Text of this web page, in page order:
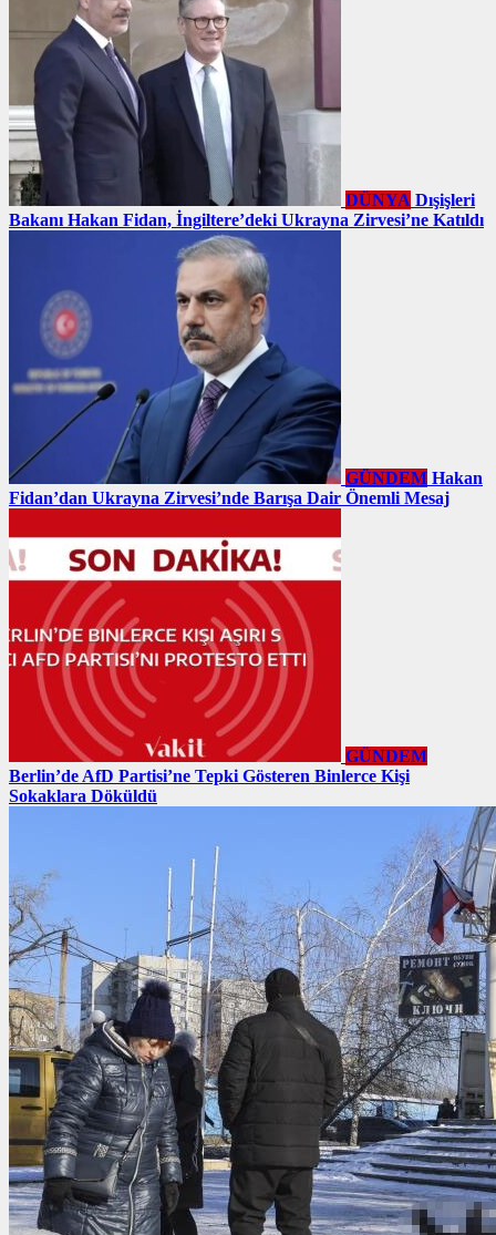
DÜNYA Dışişleri
Bakanı Hakan Fidan, İngiltere’deki Ukrayna Zirvesi’ne Katıldı
GÜNDEM Hakan
Fidan’dan Ukrayna Zirvesi’nde Barışa Dair Önemli Mesaj
GÜNDEM
Berlin’de AfD Partisi’ne Tepki Gösteren Binlerce Kişi
Sokaklara Döküldü